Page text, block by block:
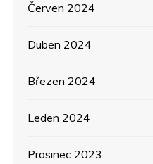
Červen 2024
Duben 2024
Březen 2024
Leden 2024
Prosinec 2023